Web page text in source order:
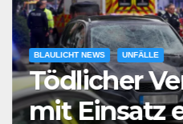
BLAULICHT NEWS UNFÄLLE
Tödlicher
mit Einsatz